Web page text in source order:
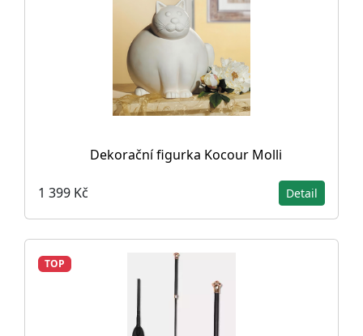
Dekorační figurka Kocour Molli
1 399 Kč Detail
TOP